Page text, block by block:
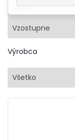
Názvu
Vzostupne
Výrobca
Všetko